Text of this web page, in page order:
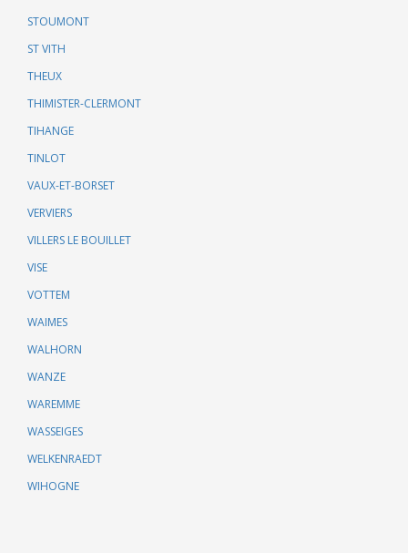
STOUMONT
ST VITH
THEUX
THIMISTER-CLERMONT
TIHANGE
TINLOT
VAUX-ET-BORSET
VERVIERS
VILLERS LE BOUILLET
VISE
VOTTEM
WAIMES
WALHORN
WANZE
WAREMME
WASSEIGES
WELKENRAEDT
WIHOGNE